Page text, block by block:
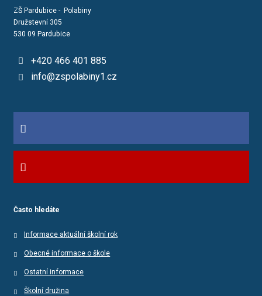
ZŠ Pardubice - Polabiny
Družstevní 305
530 09 Pardubice
+420 466 401 885
info@zspolabiny1.cz
Často hledáte
Informace aktuální školní rok
Obecné informace o škole
Ostatní informace
Školní družina